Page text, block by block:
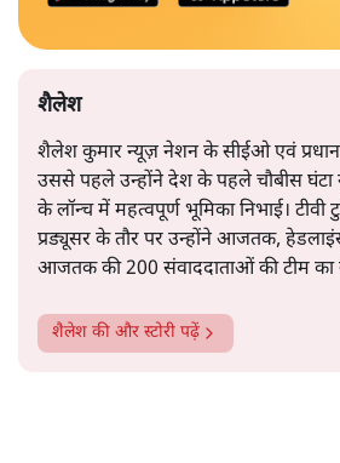
शैलेश
शैलेश कुमार न्यूज़ नेशन के सीईओ एवं
उससे पहले उन्होंने देश के पहले चौबीस
के लॉन्च में महत्वपूर्ण भूमिका निभाई। टीवी
प्रड्यूसर के तौर पर उन्होंने आजतक,
आजतक की 200 संवाददाताओं की टीम का
शैलेश की और स्टोरी पढ़ें